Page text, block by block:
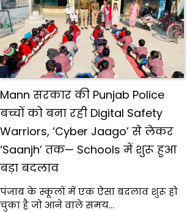
Mann सरकार की Punjab Police
बच्चों को बना रही Digital Safety
Warriors, ‘Cyber Jaago’ से लेकर
‘Saanjh’ तक— Schools में शुरू हुआ
बड़ा बदलाव
पंजाब के स्कूलों में एक ऐसा बदलाव शुरू हो
चुका है जो आने वाले समय…